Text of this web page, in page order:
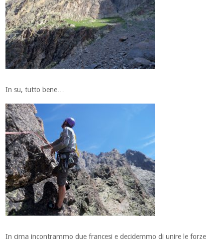
In su, tutto bene…
In cima incontrammo due francesi e decidemmo di unire le forze